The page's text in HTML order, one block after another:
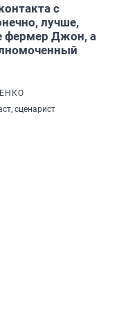
с
лучше,
фермер Джон, а
сценарист